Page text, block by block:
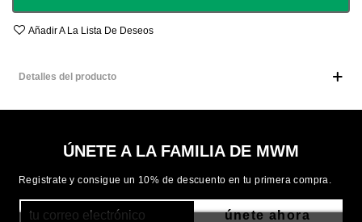
Añadir A La Lista De Deseos
Detalles del producto
ÚNETE A LA FAMILIA DE MWM
Registrate y consigue un 10% de descuento en tu primera compra.
únete ahora